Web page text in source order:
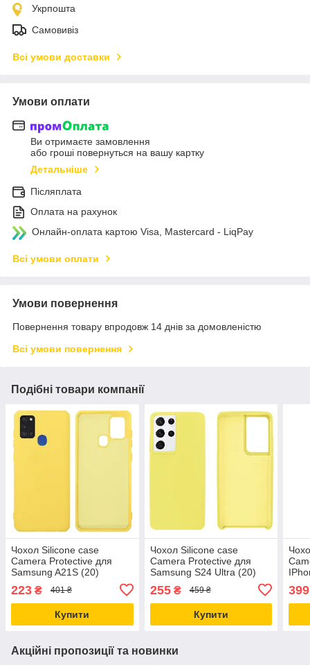
Укрпошта
Самовивіз
Всі умови доставки
Умови оплати
Ви отримаєте замовлення
або гроші повернуться на вашу картку
Детальніше
Післяплата
Оплата на рахунок
Онлайн-оплата картою Visa, Mastercard - LiqPay
Всі умови оплати
Умови повернення
Повернення товару впродовж 14 днів за домовленістю
Всі умови повернення
Подібні товари компанії
Чохол Silicone case
Camera Protective для
Samsung A21S (20)
223 ₴ 401 ₴
Купити
Чохол Silicone case
Camera Protective для
Samsung S24 Ultra (20)
255₴ 459 ₴
Купити
399
Акційні пропозиції та новинки